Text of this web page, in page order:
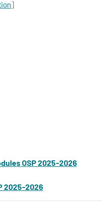
]
OSP 2025-2026
2025-2026